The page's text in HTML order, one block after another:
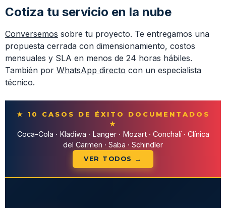
Cotiza tu servicio en la nube
Conversemos sobre tu proyecto. Te entregamos una
propuesta cerrada con dimensionamiento, costos
mensuales y SLA en menos de 24 horas hábiles.
También por WhatsApp directo con un especialista
técnico.
★ 10 CASOS DE ÉXITO DOCUMENTADOS
★
Coca-Cola · Kladiwa · Langer · Mozart · Conchalí · Clínica
del Carmen · Saba · Schindler
VER TODOS →